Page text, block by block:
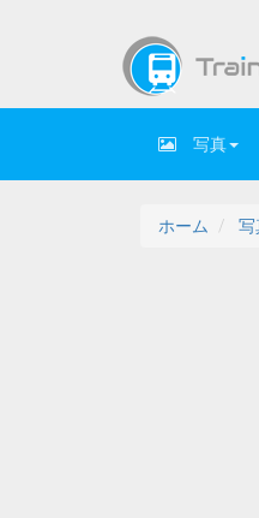
写真
ホーム 写